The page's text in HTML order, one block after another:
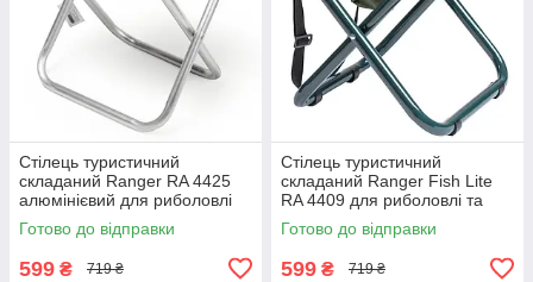
Стілець туристичний
складаний Ranger RA 4425
алюмінієвий для риболовлі
та пікніка
Готово до відправки
599 ₴ 719 ₴
Стілець туристичний
складаний Ranger Fish Lite
RA 4409 для риболовлі та
пікніка
Готово до відправки
599 ₴ 719 ₴